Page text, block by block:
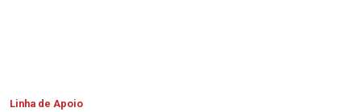
Linha de Apoio